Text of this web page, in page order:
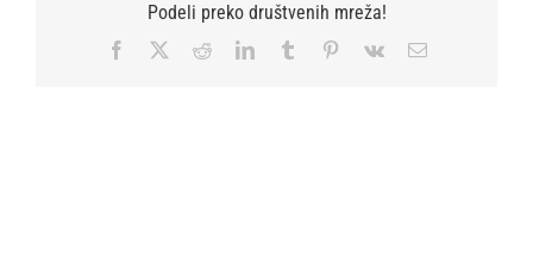
Podeli preko društvenih mreža!
Facebook RedditLinkedInTumblr Pinterest
Vk Email